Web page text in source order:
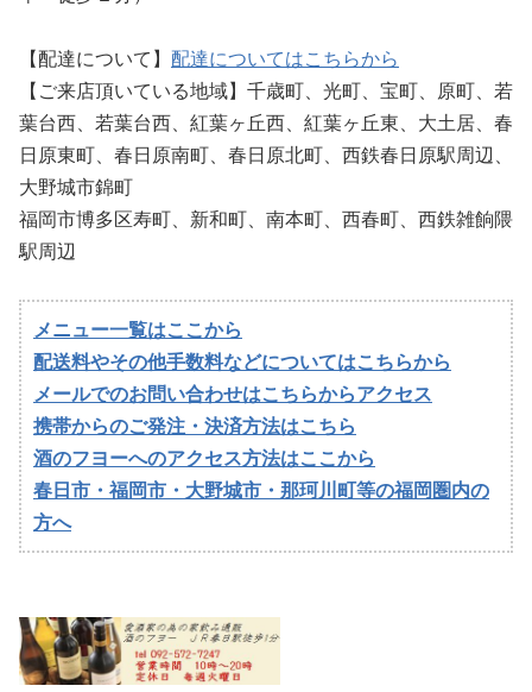
【配達について】 配達についてはこちらから
【ご来店頂いている地域】千歳町、光町、宝町、原町、若
葉台西、若葉台西、紅葉ヶ丘西、紅葉ヶ丘東、大土居、春
日原東町、春日原南町、春日原北町、西鉄春日原駅周辺、
大野城市錦町
福岡市博多区寿町、新和町、南本町、西春町、西鉄雑餉隈
駅周辺
メニュー一覧はここから
配送料やその他手数料などについてはこちらから
メールでのお問い合わせはこちらからアクセス
携帯からのご発注・決済方法はこちら
酒のフヨーへのアクセス方法はここから
春日市・福岡市・大野城市・那珂川町等の福岡圏内の
方へ